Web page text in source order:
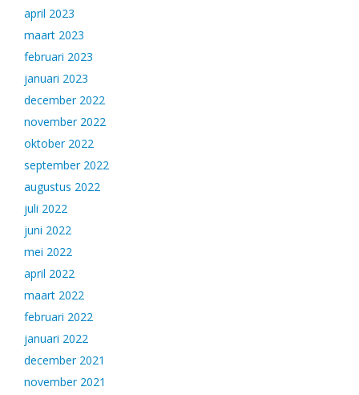
april 2023
maart 2023
februari 2023
januari 2023
december 2022
november 2022
oktober 2022
september 2022
augustus 2022
juli 2022
juni 2022
mei 2022
april 2022
maart 2022
februari 2022
januari 2022
december 2021
november 2021